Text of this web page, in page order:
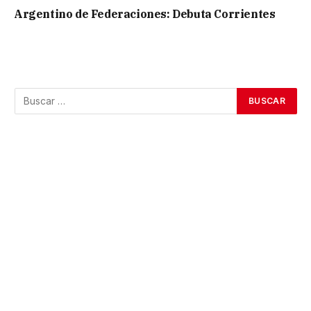
Argentino de Federaciones: Debuta Corrientes